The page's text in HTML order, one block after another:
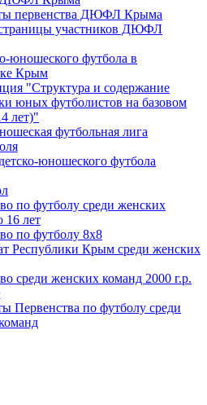
первенства ДЮФЛ Крыма
участников ДЮФЛ
юношеского футбола в
Крым
"Структура и содержание
юных футболистов на базовом
лет)"
футбольная лига
юношеского футбола
по футболу среди женских
16 лет
по футболу 8х8
Республики Крым среди женских
среди женских команд 2000 г.р.
Первенства по футболу среди